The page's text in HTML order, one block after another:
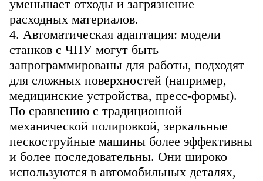
уменьшает отходы и загрязнение
расходных материалов.
4. Автоматическая адаптация: модели
станков с ЧПУ могут быть
запрограммированы для работы, подходят
для сложных поверхностей (например,
медицинские устройства, пресс-формы).
По сравнению с традиционной
механической полировкой, зеркальные
пескоструйные машины более эффективны
и более последовательны. Они широко
используются в автомобильных деталях,